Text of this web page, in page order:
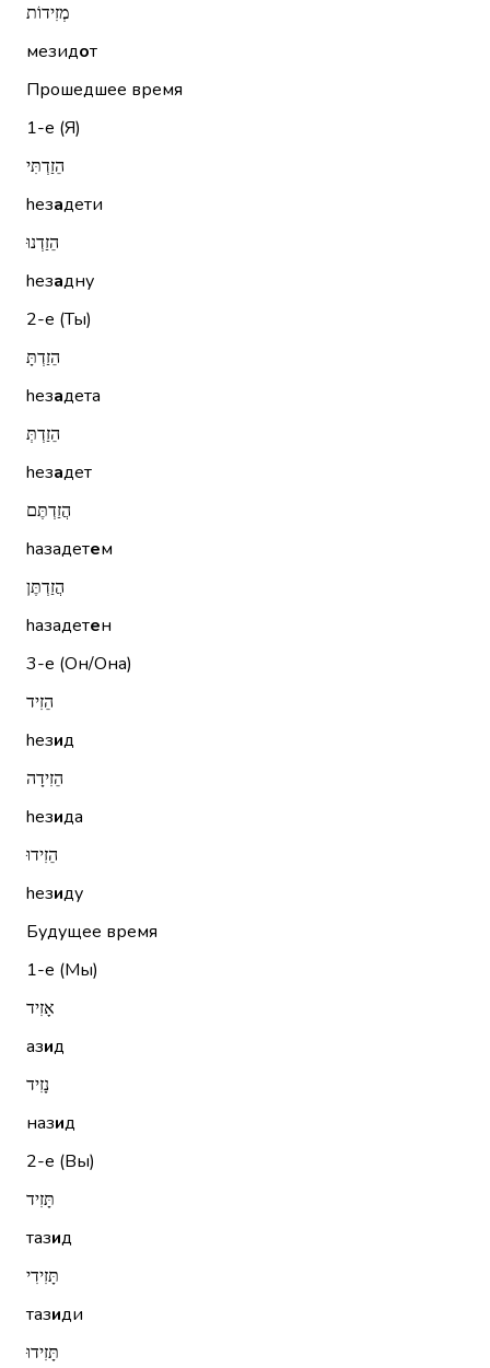
מְזִידוֹת
мезидот
Прошедшее время
1-е (Я)
הֵזַדְתִּי
hезадети
הֵזַדְנוּ
hезадну
2-е (Ты)
הֵזַדְתָּ
hезадета
הֵזַדְתְּ
hезадет
הֲזַדְתֶּם
hазадетем
הֲזַדְתֶּן
hазадетен
3-е (Он/Она)
הֵזִיד
hезид
הֵזִידָה
hезида
הֵזִידוּ
hезиду
Будущее время
1-е (Мы)
אָזִיד
азид
נָזִיד
назид
2-е (Вы)
תָּזִיד
тазид
תָּזִידִי
тазиди
תָּזִידוּ